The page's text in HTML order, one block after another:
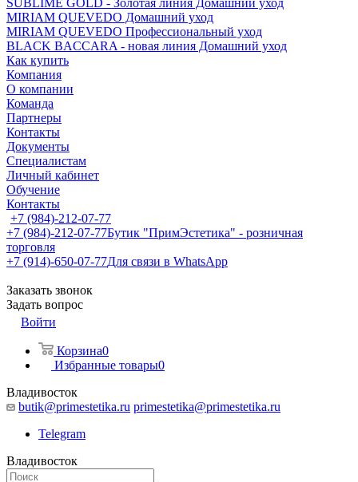
SUBLIME GOLD - Золотая линия Домашний уход
MIRIAM QUEVEDO Домашний уход
MIRIAM QUEVEDO Профессиональный уход
BLACK BACCARA - новая линия Домашний уход
Как купить
Компания
О компании
Команда
Партнеры
Контакты
Документы
Специалистам
Личный кабинет
Обучение
Контакты
+7 (984)-212-07-77
+7 (984)-212-07-77Бутик "ПримЭстетика" - розничная
торговля
+7 (914)-650-07-77Для связи в WhatsApp
Заказать звонок
Задать вопрос
Войти
Корзина0
Избранные товары0
Владивосток
butik@primestetika.ru primestetika@primestetika.ru
Telegram
Владивосток